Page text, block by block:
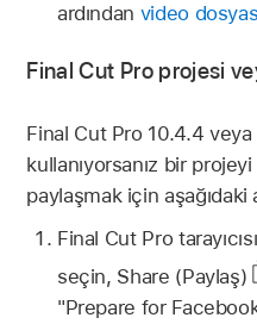
ardından video
Final Cut Pro projesi
Final Cut Pro 10.4.4
kullanıyorsanız bir
paylaşmak için aşağıdaki
Final Cut Pro
seçin, Share (Paylaş)
"Prepare for